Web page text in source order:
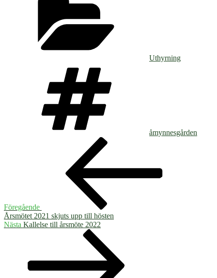
Uthyrning
åmynnesgården
Inläggsnavigering
Föregående
Årsmötet 2021 skjuts upp till hösten
Nästa
Nästa Kallelse till årsmöte 2022